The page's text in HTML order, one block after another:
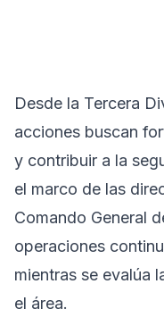
Desde la Tercera
acciones buscan
y contribuir a la
el marco de las
Comando General
operaciones
mientras se evalúa
el área.